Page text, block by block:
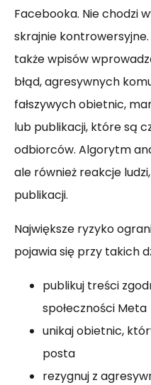
Facebooka. Nie chodzi
skrajnie
także wpisów
błąd, agresywnych
fałszywych obietnic,
lub publikacji, które są
odbiorców. Algorytm
ale również reakcje
publikacji.
Największe ryzyko
pojawia się przy takich
publikuj treści
społeczności Meta
unikaj obietnic,
posta
rezygnuj z